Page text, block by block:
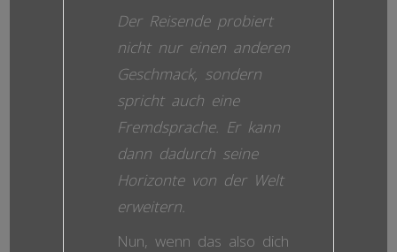
Der Reisende probiert
nicht nur einen anderen
Geschmack, sondern
spricht auch eine
Fremdsprache. Er kann
dann dadurch seine
Horizonte von der Welt
erweitern.
Nun, wenn das also dich